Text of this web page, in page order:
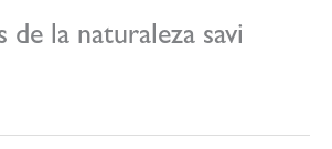
de la naturaleza savi